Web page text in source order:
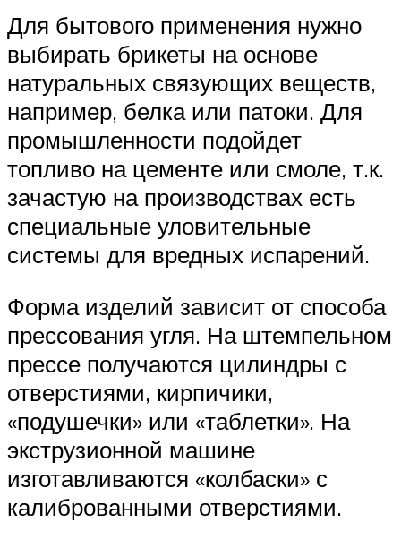
Для бытового применения нужно
выбирать брикеты на основе
натуральных связующих веществ,
например, белка или патоки. Для
промышленности подойдет
топливо на цементе или смоле, т.к.
зачастую на производствах есть
специальные уловительные
системы для вредных испарений.
Форма изделий зависит от способа
прессования угля. На штемпельном
прессе получаются цилиндры с
отверстиями, кирпичики,
«подушечки» или «таблетки». На
экструзионной машине
изготавливаются «колбаски» с
калиброванными отверстиями.